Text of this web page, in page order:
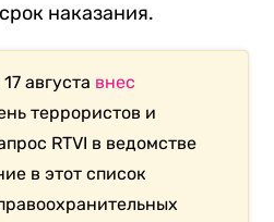
наказания.
августа внес
террористов и
RTVI в ведомстве
в этот список